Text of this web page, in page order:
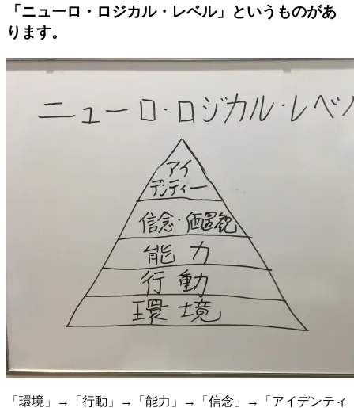
「ニューロ・ロジカル・レベル」というものがあ
ります。
「環境」→「行動」→「能力」→「信念」→「アイデンティ